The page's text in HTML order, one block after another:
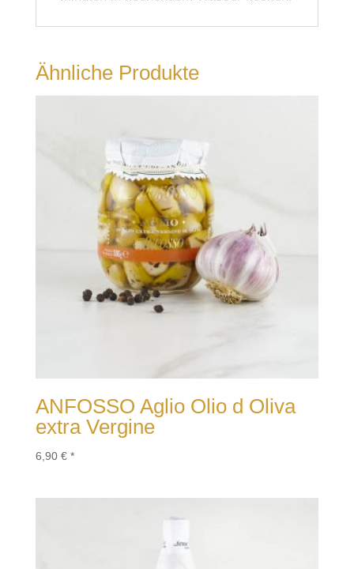
Ähnliche Produkte
ANFOSSO Aglio Olio d Oliva
extra Vergine
6,90 € *